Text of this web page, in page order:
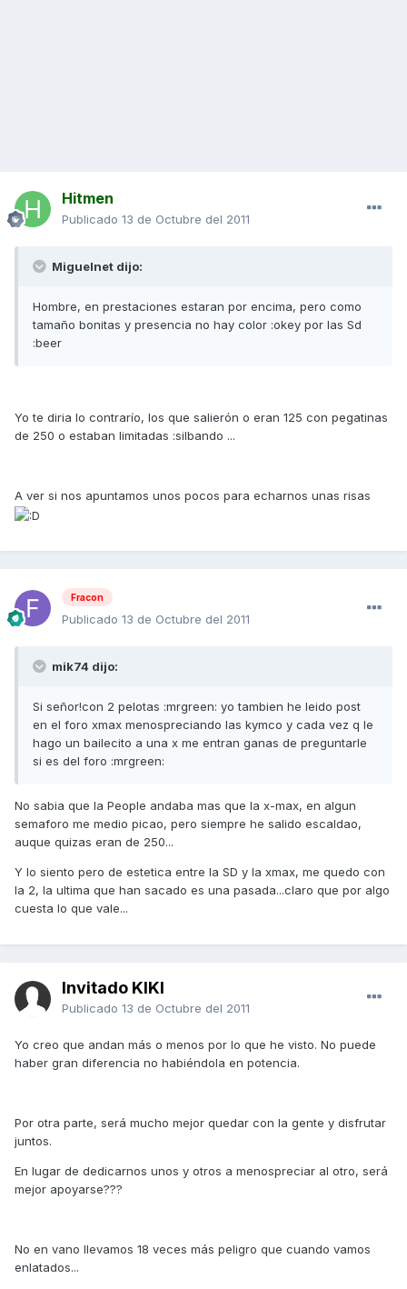
Hitmen
Publicado 13 de Octubre del 2011
Miguelnet dijo:
Hombre, en prestaciones estaran por encima, pero como
tamaño bonitas y presencia no hay color :okey por las Sd
:beer
Yo te diria lo contrarío, los que salierón o eran 125 con pegatinas
de 250 o estaban limitadas :silbando ...
A ver si nos apuntamos unos pocos para echarnos unas risas
Fracon
Publicado 13 de Octubre del 2011
mik74 dijo:
Si señor!con 2 pelotas :mrgreen: yo tambien he leido post
en el foro xmax menospreciando las kymco y cada vez q le
hago un bailecito a una x me entran ganas de preguntarle
si es del foro :mrgreen:
No sabia que la People andaba mas que la x-max, en algun
semaforo me medio picao, pero siempre he salido escaldao,
auque quizas eran de 250...
Y lo siento pero de estetica entre la SD y la xmax, me quedo con
la 2, la ultima que han sacado es una pasada...claro que por algo
cuesta lo que vale...
Invitado KIKI
Publicado 13 de Octubre del 2011
Yo creo que andan más o menos por lo que he visto. No puede
haber gran diferencia no habiéndola en potencia.
Por otra parte, será mucho mejor quedar con la gente y disfrutar
juntos.
En lugar de dedicarnos unos y otros a menospreciar al otro, será
mejor apoyarse???
No en vano llevamos 18 veces más peligro que cuando vamos
enlatados...